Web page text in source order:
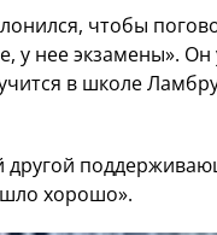
чтобы
у нее экзамены». Он
в школе
другой
хорошо».